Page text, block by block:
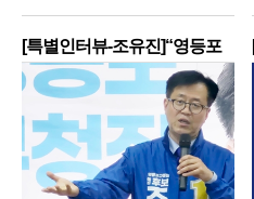
[특별인터뷰-조유진]“영등포
구